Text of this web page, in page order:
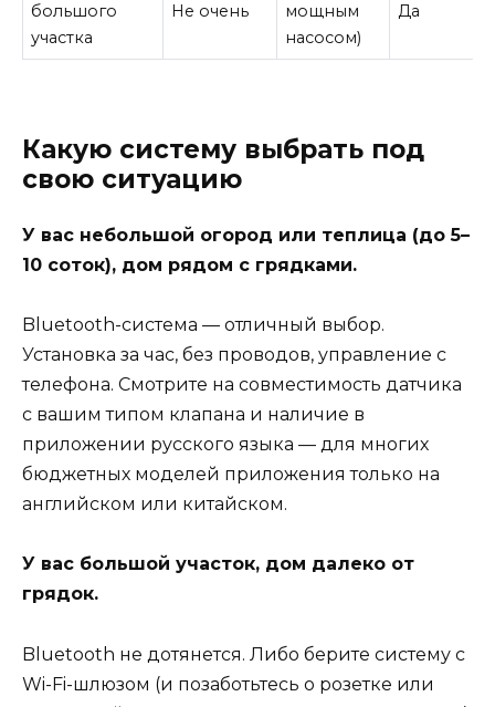
большого
участка
Не очень
мощным
насосом)
Да
Какую систему выбрать под
свою ситуацию
У вас небольшой огород или теплица (до 5–
10 соток), дом рядом с грядками.
Bluetooth-система — отличный выбор.
Установка за час, без проводов, управление с
телефона. Смотрите на совместимость датчика
с вашим типом клапана и наличие в
приложении русского языка — для многих
бюджетных моделей приложения только на
английском или китайском.
У вас большой участок, дом далеко от
грядок.
Bluetooth не дотянется. Либо берите систему с
Wi-Fi-шлюзом (и позаботьтесь о розетке или